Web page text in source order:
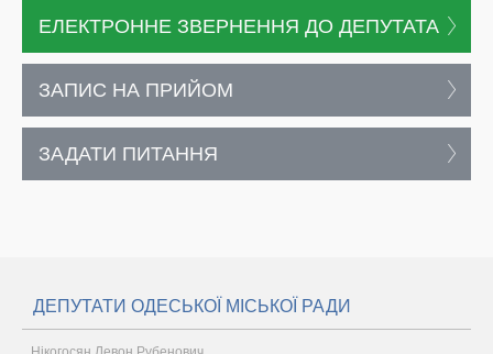
ЕЛЕКТРОННЕ ЗВЕРНЕННЯ ДО ДЕПУТАТА
ЗАПИС НА ПРИЙОМ
ЗАДАТИ ПИТАННЯ
ДЕПУТАТИ ОДЕСЬКОЇ МІСЬКОЇ РАДИ